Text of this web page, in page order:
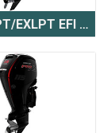
F115 ELPT/EXLPT EFI CT